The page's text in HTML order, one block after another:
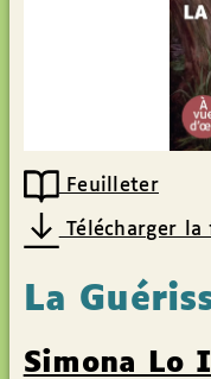
Feuilleter
Télécharger
La
Simona Lo